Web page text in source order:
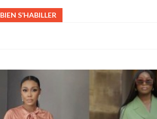
BIEN S’HABILLER